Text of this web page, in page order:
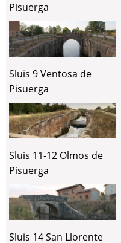
Pisuerga
Sluis 9 Ventosa de
Pisuerga
Sluis 11-12 Olmos de
Pisuerga
Sluis 14 San Llorente